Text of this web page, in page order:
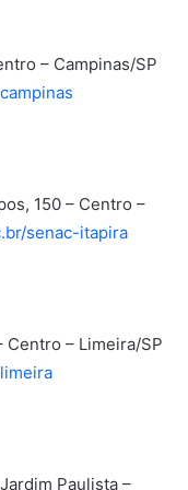
– Campinas/SP
150 – Centro –
senac-itapira
Centro – Limeira/SP
Paulista –